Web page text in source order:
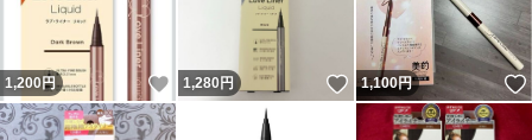
1,200円 いいね！
1,280円 いいね！
1,100円